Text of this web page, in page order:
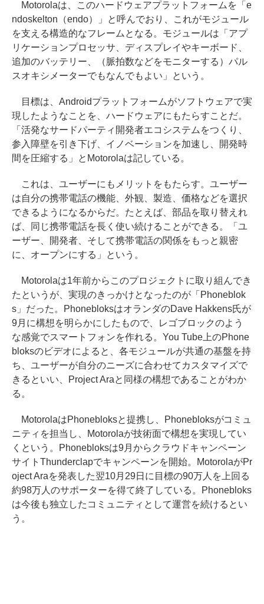
Motorolaは、このハードウェアプラットフォームを「e
ndoskelton（endo）」と呼んでおり、これがモジュール
を支える構造的なフレームとなる。モジュールは「アプ
リケーションプロセッサ、ディスプレイやキーボード、
追加のバッテリー、（脈拍数などをモニターする）パル
スオキシメーターでもなんでもよい」という。
目標は、Androidプラットフォームがソフトウェアで実
現したようなことを、ハードウェアにもたらすことだ。
「活発なサードパーティ開発者エコシステムをつくり、
参入障壁を引き下げ、イノベーションを加速し、開発時
間を圧縮する」とMotorolaは記している。
これは、ユーザーにもメリットをもたらす。ユーザー
は自分の携帯電話の機能、外観、製造、価格などを選択
できるようになるからだ。たとえば、部品を取り替えれ
ば、同じ携帯電話を長く使い続けることができる。「ユ
ーザー、開発者、そして携帯電話の関係をもっと親密
に、オープンにする」という。
Motorolaは1年前からこのプロジェクトに取り組んでき
たというが、実現のきっかけとなったのが「Phoneblok
s」だった。PhonebloksはオランダのDave Hakkens氏が
9月に構想を明らかにしたもので、レゴブロックのよう
な感覚でスマートフォンを作れる。You Tube上のPhone
bloksのビデオによると、各モジュールが共通の基盤を持
ち、ユーザーが自分のニーズに合わせてカスタマイズで
きるといい、Project Araと同様の構想であることがわか
る。
MotorolaはPhonebloksと提携し、Phonebloksがコミュ
ニティを担当し、Motorolaが技術面で構想を実現してい
くという。Phonebloksは9月からクラウドキャンペーン
サイトThunderclapでキャンペーンを開始。MotorolaがPr
oject Araを発表した翌10月29日に目標の90万人を上回る
約98万人のサポーターを得て終了している。Phonebloks
は今後も独立したコミュニティとして運営を続けるとい
う。